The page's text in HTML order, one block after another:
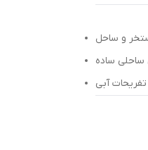
و ساحل
ساحلی ساده
آبی